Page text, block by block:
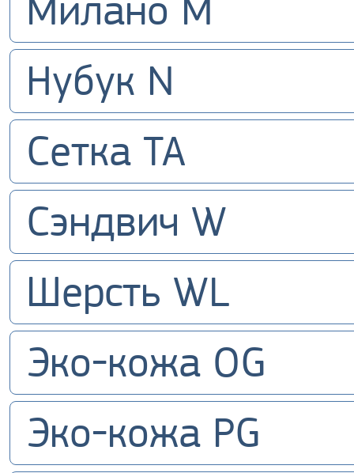
Милано M
Нубук N
Сетка TA
Сэндвич W
Шерсть WL
Эко-кожа OG
Эко-кожа PG